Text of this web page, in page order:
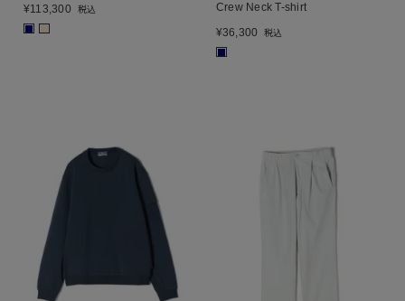
¥113,300 税込
Crew Neck T-shirt
¥36,300 税込